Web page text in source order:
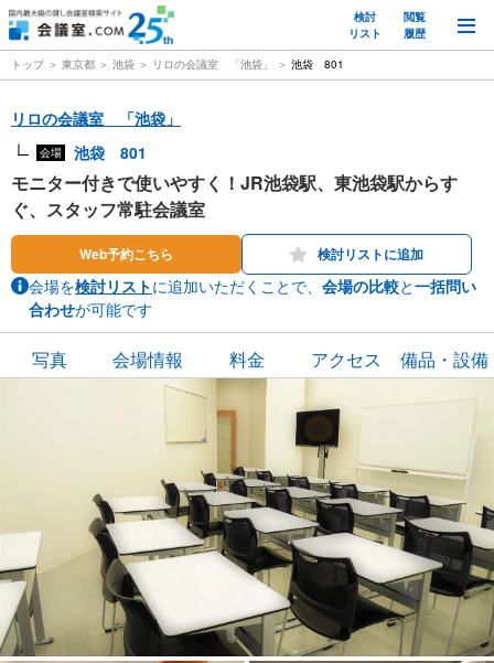
検討
リスト
閲覧
履歴
トップ 東京都 池袋 リロの会議室 「池袋」 池袋 801
リロの会議室 「池袋」
会場 池袋 801
モニター付きで使いやすく！JR池袋駅、東池袋駅からす
ぐ、スタッフ常駐会議室
Web予約こちら 検討リストに追加
会場を検討リストに追加いただくことで、 会場の比較と一括問い
合わせが可能です
写真 会場情報 料金 アクセス 備品・設備